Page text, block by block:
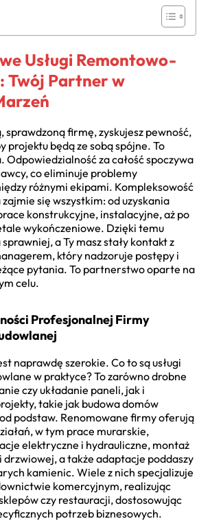
Usługi Remontowo-
Twój Partner w
sprawdzoną firmę, zyskujesz pewność,
projektu będą ze sobą spójne. To
Odpowiedzialność za całość spoczywa
co eliminuje problemy
różnymi ekipami. Kompleksowość
się wszystkim: od uzyskania
konstrukcyjne, instalacyjne, aż po
wykończeniowe. Dzięki temu
a Ty masz stały kontakt z
który nadzoruje postępy i
pytania. To partnerstwo oparte na
celu.
Profesjonalnej Firmy
naprawdę szerokie. Co to są usługi
w praktyce? To zarówno drobne
czy układanie paneli, jak i
takie jak budowa domów
podstaw. Renomowane firmy oferują
w tym prace murarskie,
elektryczne i hydrauliczne, montaż
a także adaptacje poddaszy
kamienic. Wiele z nich specjalizuje
komercyjnym, realizując
czy restauracji, dostosowując
potrzeb biznesowych.